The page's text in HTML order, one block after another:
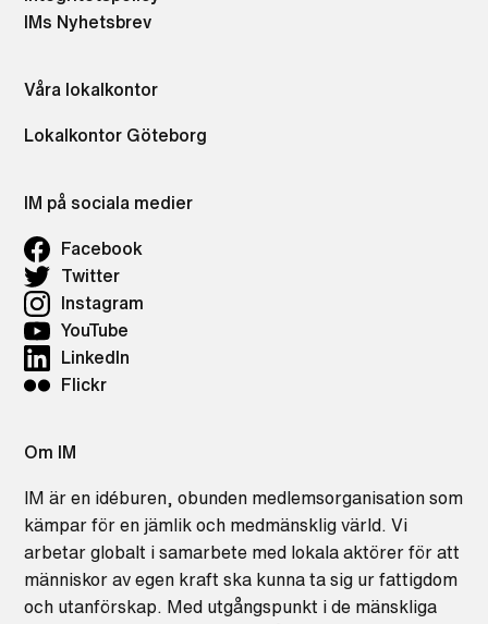
IMs Nyhetsbrev
Våra lokalkontor
Lokalkontor Göteborg
IM på sociala medier
Facebook
Twitter
Instagram
YouTube
LinkedIn
Flickr
Om IM
IM är en idéburen, obunden medlemsorganisation som
kämpar för en jämlik och medmänsklig värld. Vi
arbetar globalt i samarbete med lokala aktörer för att
människor av egen kraft ska kunna ta sig ur fattigdom
och utanförskap. Med utgångspunkt i de mänskliga